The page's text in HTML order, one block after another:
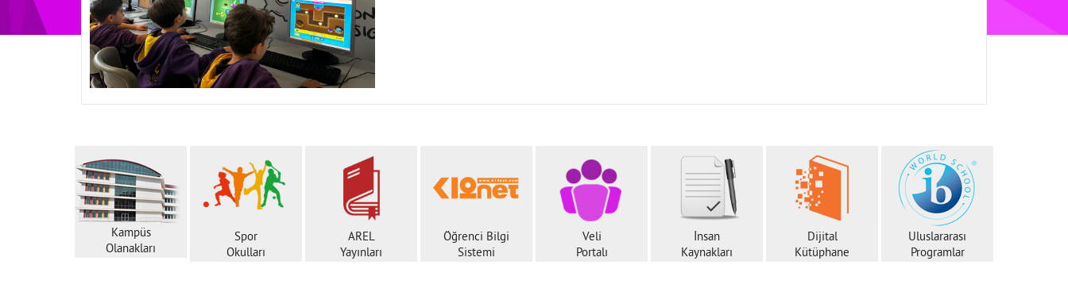
Kampüs
Olanakları
Spor
Okulları
AREL
Yayınları
Öğrenci Bilgi
Sistemi
Veli
Portalı
İnsan
Kaynakları
Dijital
Kütüphane
Uluslararası
Programlar